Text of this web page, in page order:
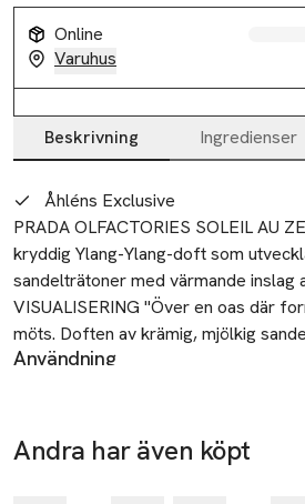
Online
Varuhus
Beskrivning Ingredienser
Beskrivning
Åhléns Exclusive
PRADA OLFACTORIES SOLEIL AU
kryddig Ylang-Ylang-doft som
sandelträtoner med värmande inslag
VISUALISERING "Över en oas där
möts. Doften av krämig, mjölkig
läderkorgar. Solen värmer en
ylang förenas med sandelträets
nyanser, förädlade med de mörka,
Användning
parfymdoft. Undvik att gnugga eller
har applicerat din doft. Detta bryter
Andra har även köpt